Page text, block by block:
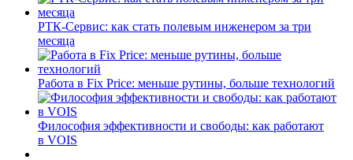
РТК-Сервис: как стать полевым инженером за три
месяца
Работа в Fix Price: меньше рутины, больше технологий
Философия эффективности и свободы: как работают
в VOIS